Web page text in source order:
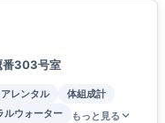
番303号室
レンタル
体組成計
ルウォーター もっと見る